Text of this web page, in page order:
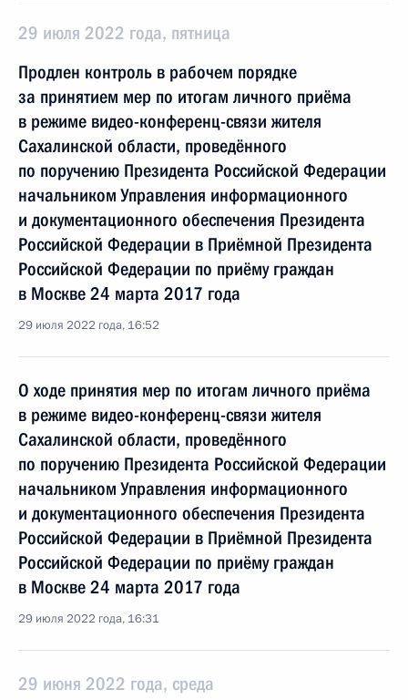
29 июля 2022 года, пятница
Продлен контроль в рабочем порядке
за принятием мер по итогам личного приёма
в режиме видео-конференц-связи жителя
Сахалинской области, проведённого
по поручению Президента Российской Федерации
начальником Управления информационного
и документационного обеспечения Президента
Российской Федерации в Приёмной Президента
Российской Федерации по приёму граждан
в Москве 24 марта 2017 года
29 июля 2022 года, 16:52
О ходе принятия мер по итогам личного приёма
в режиме видео-конференц-связи жителя
Сахалинской области, проведённого
по поручению Президента Российской Федерации
начальником Управления информационного
и документационного обеспечения Президента
Российской Федерации в Приёмной Президента
Российской Федерации по приёму граждан
в Москве 24 марта 2017 года
29 июля 2022 года, 16:31
29 июня 2022 года, среда